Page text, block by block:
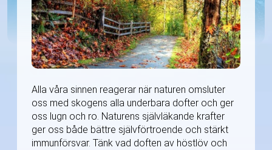
Alla våra sinnen reagerar när naturen omsluter
oss med skogens alla underbara dofter och ger
oss lugn och ro. Naturens självläkande krafter
ger oss både bättre självförtroende och stärkt
immunförsvar. Tänk vad doften av höstlöv och